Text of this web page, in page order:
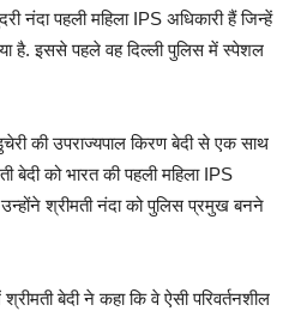
नंदा पहली महिला IPS अधिकारी हैं जिन्हें
है. इससे पहले वह दिल्ली पुलिस में स्पेशल
की उपराज्यपाल किरण बेदी से एक साथ
बेदी को भारत की पहली महिला IPS
उन्होंने श्रीमती नंदा को पुलिस प्रमुख बनने
बेदी ने कहा कि वे ऐसी परिवर्तनशील